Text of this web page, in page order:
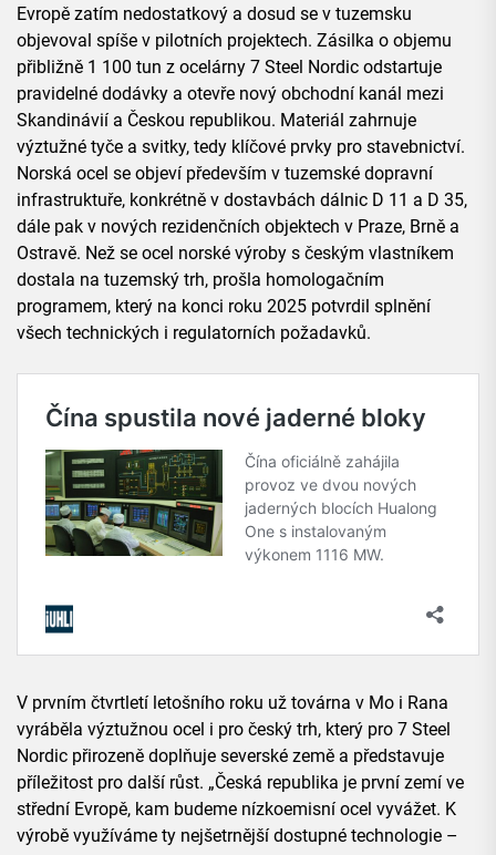
Evropě zatím nedostatkový a dosud se v tuzemsku
objevoval spíše v pilotních projektech. Zásilka o objemu
přibližně 1 100 tun z ocelárny 7 Steel Nordic odstartuje
pravidelné dodávky a otevře nový obchodní kanál mezi
Skandinávií a Českou republikou. Materiál zahrnuje
výztužné tyče a svitky, tedy klíčové prvky pro stavebnictví.
Norská ocel se objeví především v tuzemské dopravní
infrastruktuře, konkrétně v dostavbách dálnic D 11 a D 35,
dále pak v nových rezidenčních objektech v Praze, Brně a
Ostravě. Než se ocel norské výroby s českým vlastníkem
dostala na tuzemský trh, prošla homologačním
programem, který na konci roku 2025 potvrdil splnění
všech technických i regulatorních požadavků.
V prvním čtvrtletí letošního roku už továrna v Mo i Rana
vyráběla výztužnou ocel i pro český trh, který pro 7 Steel
Nordic přirozeně doplňuje severské země a představuje
příležitost pro další růst. „Česká republika je první zemí ve
střední Evropě, kam budeme nízkoemisní ocel vyvážet. K
výrobě využíváme ty nejšetrnější dostupné technologie –